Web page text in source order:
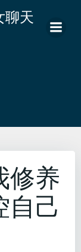
聊天
修养
自己